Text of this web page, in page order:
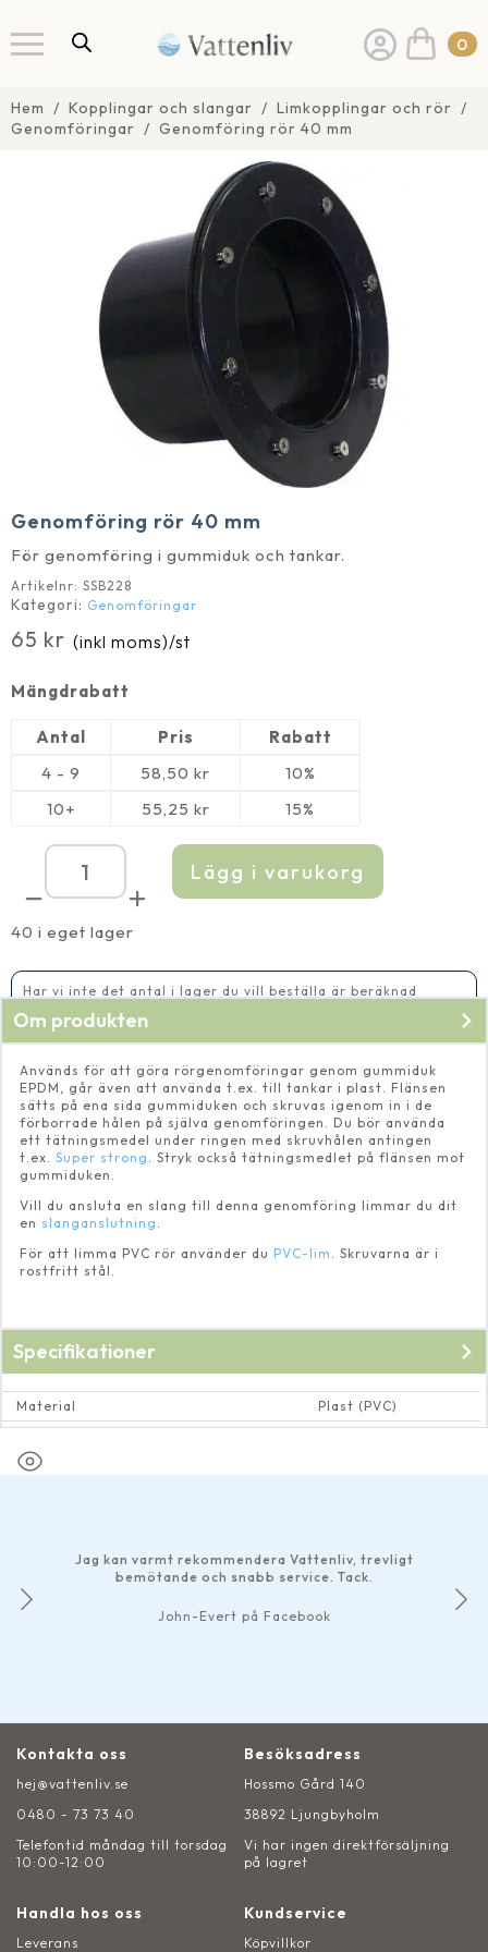
0
Hem Kopplingar och slangar
Limkopplingar och rör
Genomföringar
Genomföring rör 40 mm
Genomföring rör 40 mm
För genomföring i gummiduk och tankar.
Artikelnr: SSB228
Kategori: Genomföringar
65 kr (inkl moms)/st
Mängdrabatt
Antal Pris
Rabatt
4 - 9
58,50 kr
10%
10+
55,25 kr 15%
40 i eget lager
Genomföring
rör
mm
mängd
Lägg i varukorg
Har vi inte det antal i lager du vill beställa är beräknad
Om produkten
Används för att göra rörgenomföringar genom gummiduk
EPDM, går även att använda t.ex. till tankar i plast. Flänsen
sätts på ena sida gummiduken och skruvas igenom in i de
förborrade hålen på själva genomföringen. Du bör använda
ett tätningsmedel under ringen med skruvhålen antingen
t.ex. Super strong . Stryk också tätningsmedlet på flänsen mot
gummiduken.
Vill du ansluta en slang till denna genomföring limmar du dit
en slanganslutning .
För att limma PVC rör använder du PVC-lim . Skruvarna är i
rostfritt stål.
Specifikationer
Material
Plast (PVC)
Jag kan varmt rekommendera Vattenliv, trevligt
bemötande och snabb service. Tack.
John-Evert på Facebook
Kontakta oss
hej@vattenliv.se
0480 - 73 73 40
Telefontid måndag till torsdag
10:00-12:00
Besöksadress
Hossmo Gård 140
38892 Ljungbyholm
Vi har ingen direktförsäljning
på lagret
Handla hos oss
Leverans
Kundservice
Köpvillkor